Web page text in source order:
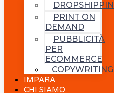
PRINT ON
DEMAND
PUBBLICITÀ
PER
ECOMMERCE
COPYWRITING
IMPARA
CHI SIAMO